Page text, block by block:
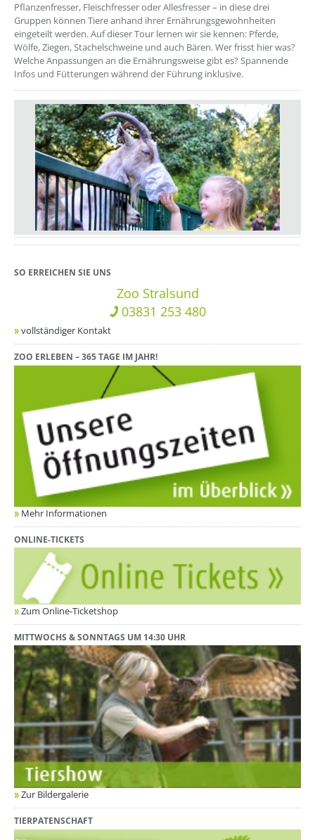
Pflanzenfresser, Fleischfresser oder Allesfresser – in diese drei
Gruppen können Tiere anhand ihrer Ernährungsgewohnheiten
eingeteilt werden. Auf dieser Tour lernen wir sie kennen: Pferde,
Wölfe, Ziegen, Stachelschweine und auch Bären. Wer frisst hier was?
Welche Anpassungen an die Ernährungsweise gibt es? Spannende
Infos und Fütterungen während der Führung inklusive.
SO ERREICHEN SIE UNS
Zoo Stralsund
03831 253 480
vollständiger Kontakt
ZOO ERLEBEN – 365 TAGE IM JAHR!
Mehr Informationen
ONLINE-TICKETS
Zum Online-Ticketshop
MITTWOCHS & SONNTAGS UM 14:30 UHR
Zur Bildergalerie
TIERPATENSCHAFT